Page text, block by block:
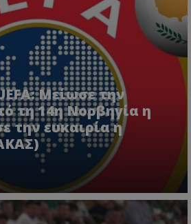
Μείωσε την
τη 14η Νορβηγία η
την ευκαιρία η